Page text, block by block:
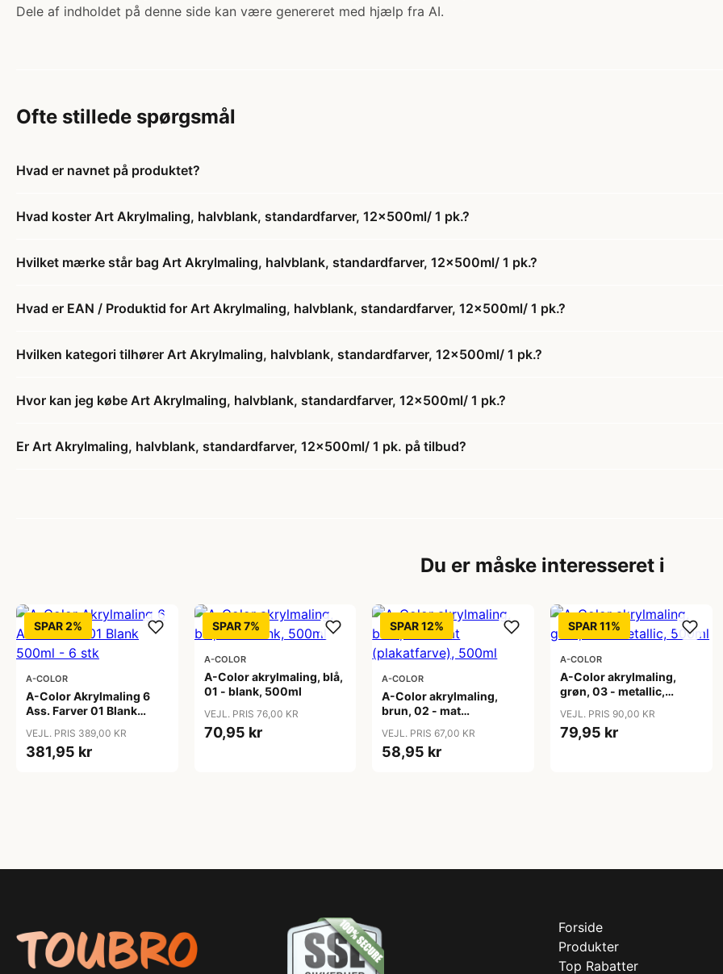
Dele af indholdet på denne side kan være genereret med hjælp fra AI.
Ofte stillede spørgsmål
Hvad er navnet på produktet?
Hvad koster Art Akrylmaling, halvblank, standardfarver, 12x500ml/ 1 pk.?
Hvilket mærke står bag Art Akrylmaling, halvblank, standardfarver, 12x500ml/ 1 pk.?
Hvad er EAN / Produktid for Art Akrylmaling, halvblank, standardfarver, 12x500ml/ 1 pk.?
Hvilken kategori tilhører Art Akrylmaling, halvblank, standardfarver, 12x500ml/ 1 pk.?
Hvor kan jeg købe Art Akrylmaling, halvblank, standardfarver, 12x500ml/ 1 pk.?
Er Art Akrylmaling, halvblank, standardfarver, 12x500ml/ 1 pk. på tilbud?
Du er måske interesseret i
SPAR 2%
A-COLOR
A-Color Akrylmaling 6
Ass. Farver 01 Blank
VEJL. PRIS 389,00 KR
381,95 kr
SPAR 7%
A-COLOR
A-Color akrylmaling, blå,
01 - blank, 500ml
VEJL. PRIS 76,00 KR
70,95 kr
SPAR 12%
A-COLOR
A-Color akrylmaling,
brun, 02 - mat
VEJL. PRIS 67,00 KR
58,95 kr
SPAR 11%
A-COLOR
A-Color akrylmaling,
grøn, 03 - metallic,
VEJL. PRIS 90,00 KR
79,95 kr
Forside
Produkter
Top Rabatter